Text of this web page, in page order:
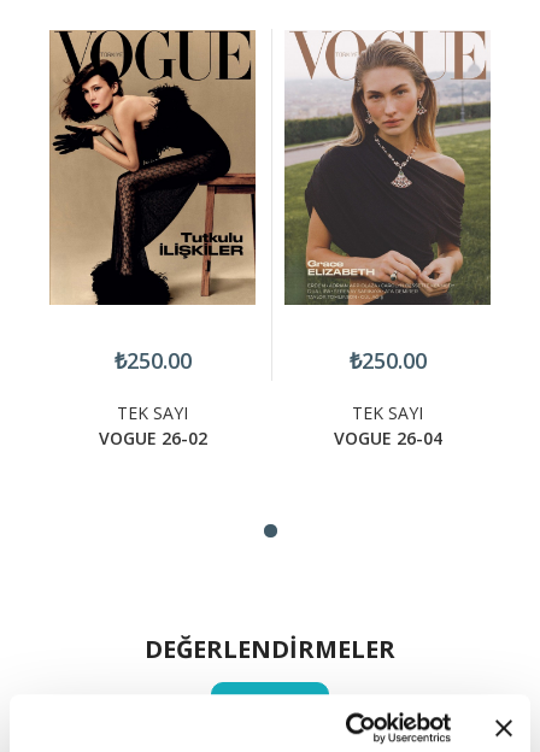
₺250.00
TEK SAYI
VOGUE 26-02
₺250.00
TEK SAYI
VOGUE 26-04
DEĞERLENDİRMELER